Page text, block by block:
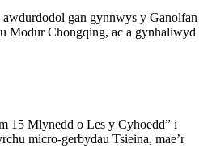
gan gynnwys y Ganolfan
Modur Chongqing, ac a gynhaliwyd
15 Mlynedd o Les y Cyhoedd” i
micro-gerbydau Tsieina, mae’r